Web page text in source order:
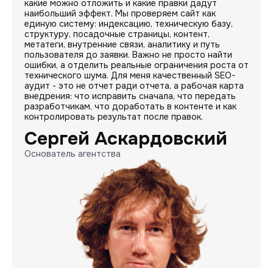
какие можно отложить и какие правки дадут
наибольший эффект. Мы проверяем сайт как
единую систему: индексацию, техническую базу,
структуру, посадочные страницы, контент,
метатеги, внутренние связи, аналитику и путь
пользователя до заявки. Важно не просто найти
ошибки, а отделить реальные ограничения роста от
технического шума. Для меня качественный SEO-
аудит - это не отчет ради отчета, а рабочая карта
внедрения: что исправить сначала, что передать
разработчикам, что доработать в контенте и как
контролировать результат после правок.
Сергей Аскардовский
Основатель агентства